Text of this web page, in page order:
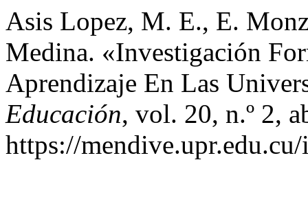
Asis Lopez, M. E., E.
Medina. «Investigación
Aprendizaje En Las
Educación, vol. 20, n.º 2,
https://